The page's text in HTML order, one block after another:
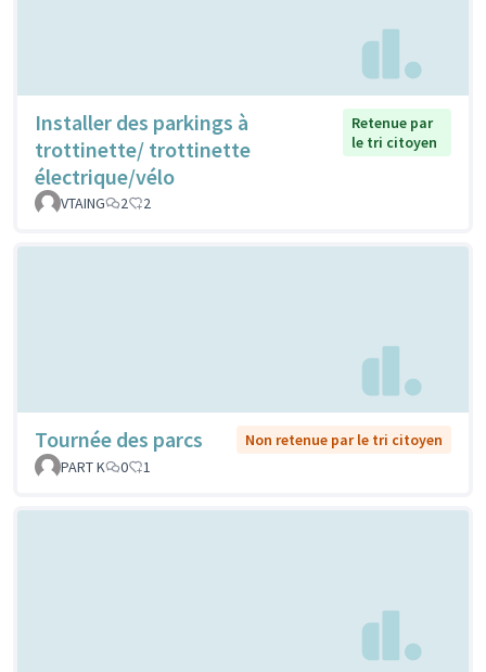
Installer des parkings à
trottinette/ trottinette
électrique/vélo
Retenue par
le tri citoyen
VTAING 2 2
Tournée des parcs
Non retenue par le tri citoyen
PART K
0 1